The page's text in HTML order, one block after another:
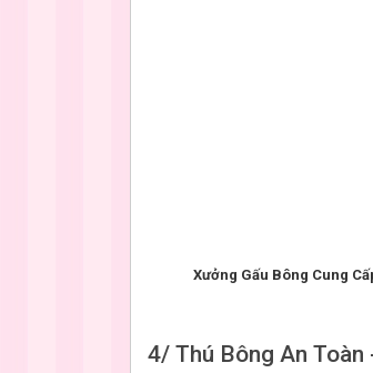
Xưởng Gấu Bông Cung
4/ Thú Bông An Toàn